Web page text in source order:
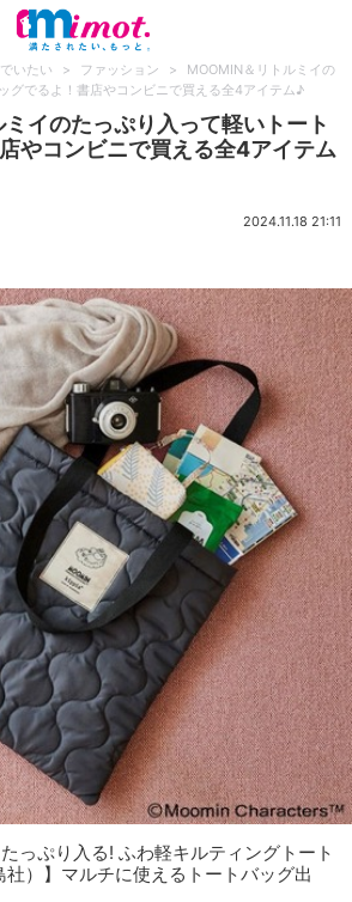
いたい > ファッション >
MOOMIN＆リトルミイの
グでるよ！書店やコンビニで買える全4アイテム♪
イのたっぷり入って軽いトート
やコンビニで買える全4アイテム
2024.11.18 21:11
っぷり入る! ふわ軽キルティングトート
）】マルチに使えるトートバッグ出